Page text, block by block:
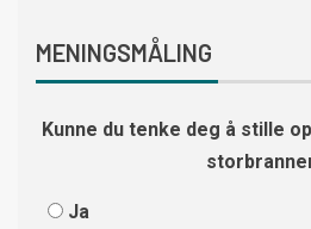
MENINGSMÅLING
Kunne du tenke deg å stille
Ja